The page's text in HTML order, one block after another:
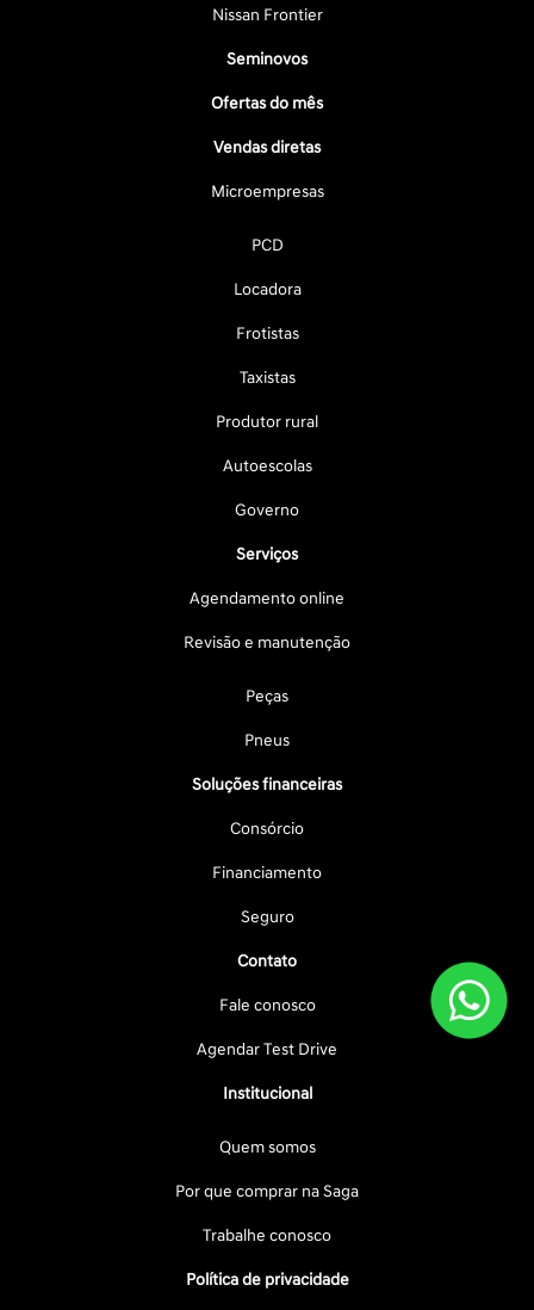
Nissan Frontier
Seminovos
Ofertas do mês
Vendas diretas
Microempresas
PCD
Locadora
Frotistas
Taxistas
Produtor rural
Autoescolas
Governo
Serviços
Agendamento online
Revisão e manutenção
Peças
Pneus
Soluções financeiras
Consórcio
Financiamento
Seguro
Contato
Fale conosco
Agendar Test Drive
Institucional
Quem somos
Por que comprar na Saga
Trabalhe conosco
Política de privacidade